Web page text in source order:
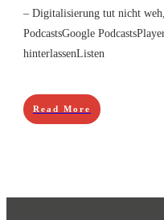
– Digitalisierung tut nicht
PodcastsGoogle
hinterlassenListen
Read More